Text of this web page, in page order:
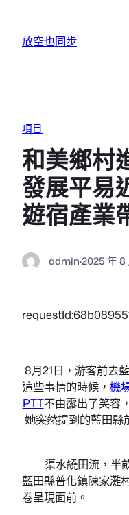
放空也同步
項目
和美鄉村
發展平易
遊宿產業
admin·2025 年 8
8月21日，游客前去
這些事情的時候， 機
PTT不由露出了笑容
她突然提到的藍田縣
渠水繞田流，半
藍田縣普化鎮陳家灘
卷呈現面前。